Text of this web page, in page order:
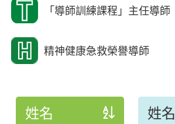
「導師訓練課程」主任導師
精神健康急救榮譽導師
姓名
姓名